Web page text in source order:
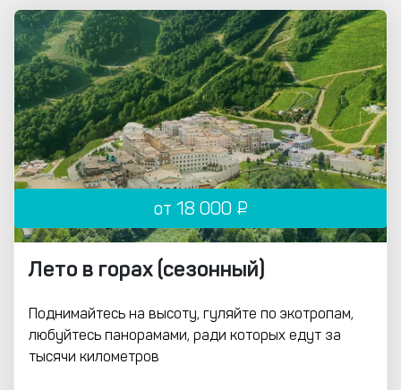
от 18 000 ₽
Лето в горах (сезонный)
Поднимайтесь на высоту, гуляйте по экотропам,
любуйтесь панорамами, ради которых едут за
тысячи километров